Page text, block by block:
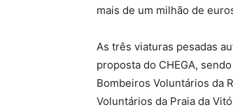
mais de um milhão de
As três viaturas pesadas
proposta do CHEGA,
Bombeiros Voluntários da
Voluntários da Praia da